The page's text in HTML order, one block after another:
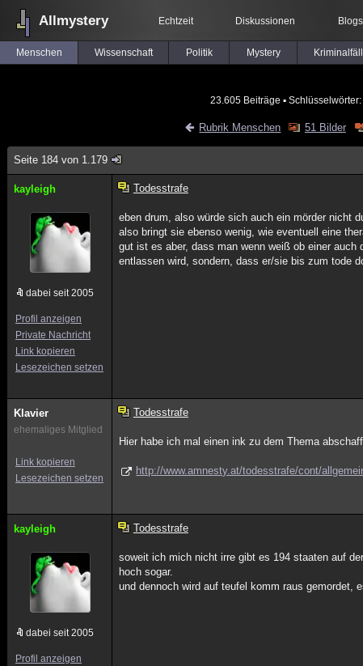
Allmystery Echtzeit Diskussionen Blogs
Menschen Wissenschaft Politik Mystery
23.605 Beiträge ▪ Schlüsselwörter:
Rubrik Menschen 51 Bilder
Seite 184 von 1.179
kayleigh
dabei seit 2005
Profil anzeigen
Private Nachricht
Link kopieren
Lesezeichen setzen
Todesstrafe
eben drum, also würde sich auch ein mörder nicht
also bringt sie ebenso wenig, wie eventuell eine
gut ist es aber, dass man wenn weiß ob einer
entlassen wird, sondern, dass er/sie bis zum tode
Klavier
ehemaliges Mitglied
Link kopieren
Lesezeichen setzen
Todesstrafe
Hier habe ich mal einen ink zu dem Thema
http://www.amnesty.at/todesstrafe/cont/
kayleigh
dabei seit 2005
Profil anzeigen
Todesstrafe
soweit ich mich nicht irre gibt es 194 staaten auf
hoch sogar.
und dennoch wird auf teufel komm raus gemordet,